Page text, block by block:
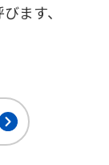
ます、